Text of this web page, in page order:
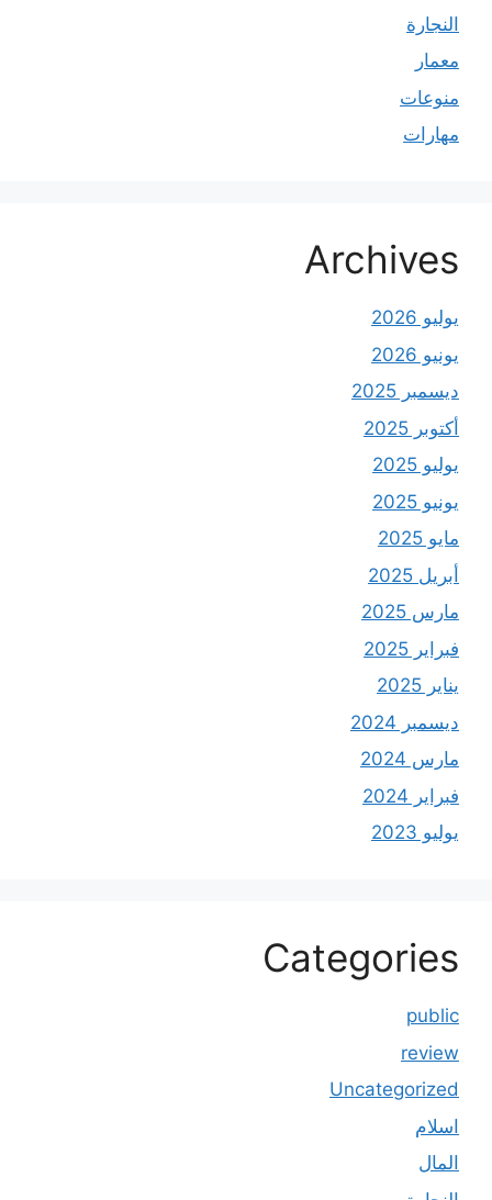
النجارة
معمار
منوعات
مهارات
Archives
يوليو 2026
يونيو 2026
ديسمبر 2025
أكتوبر 2025
يوليو 2025
يونيو 2025
مايو 2025
أبريل 2025
مارس 2025
فبراير 2025
يناير 2025
ديسمبر 2024
مارس 2024
فبراير 2024
يوليو 2023
Categories
public
review
Uncategorized
اسلام
المال